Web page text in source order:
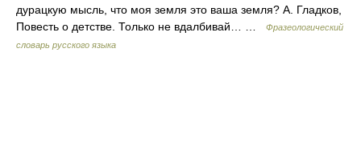
дурацкую мысль, что моя земля это ваша земля? А. Гладков,
Повесть о детстве. Только не вдалбивай… …
Фразеологический
словарь русского языка